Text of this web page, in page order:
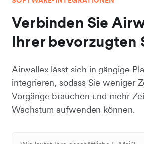
Verbinden Sie
Ihrer bevorzugten
Airwallex lässt sich in gängige
integrieren, sodass Sie weniger
Vorgänge brauchen und mehr
Wachstum aufwenden können.